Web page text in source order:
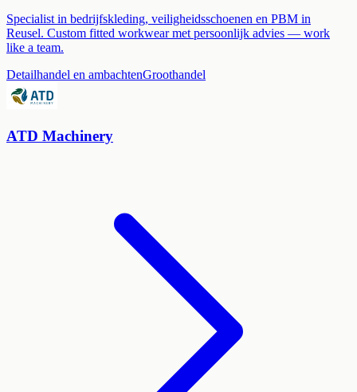
Specialist in bedrijfskleding, veiligheidsschoenen en PBM in
Reusel. Custom fitted workwear met persoonlijk advies — work
like a team.
Detailhandel en ambachtenGroothandel
ATD Machinery